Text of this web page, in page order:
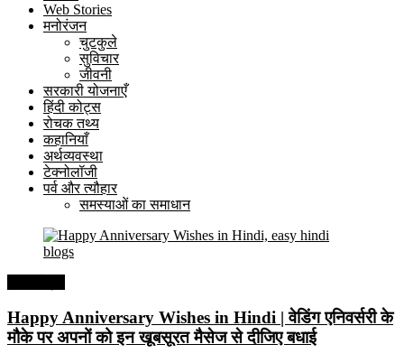
Web Stories
मनोरंजन
चुटकुले
सुविचार
जीवनी
सरकारी योजनाएँ
हिंदी कोट्स
रोचक तथ्य
कहानियाँ
अर्थव्यवस्था
टेक्नोलॉजी
पर्व और त्यौहार
समस्याओं का समाधान
Happy Anniversary Wishes in Hindi | वेडिंग एनिवर्सरी के
मौके पर अपनों को इन खूबसूरत मैसेज से दीजिए बधाई